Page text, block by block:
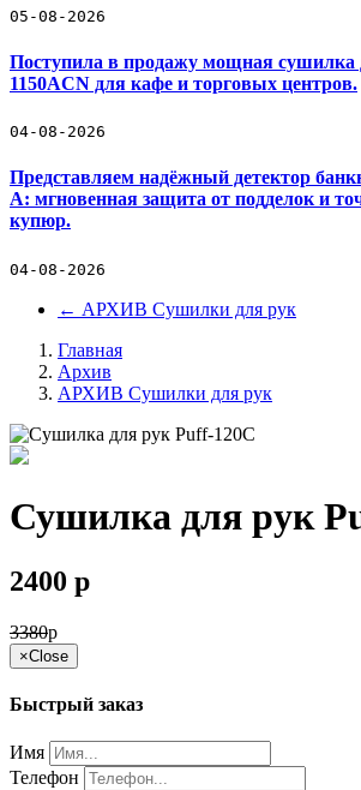
05-08-2026
Поступила в продажу мощная сушилка
1150ACN для кафе и торговых центров.
04-08-2026
Представляем надёжный детектор
А: мгновенная защита от подделок и
купюр.
04-08-2026
← АРХИВ Сушилки для рук
Главная
Архив
АРХИВ Сушилки для рук
Сушилка для рук
2400 p
3380p
×Close
Быстрый заказ
Имя
Телефон